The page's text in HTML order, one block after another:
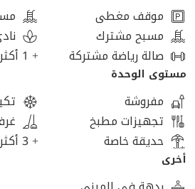
وفر المشروع جميع وسائل الأمن، بما
تدريباً عالياً يعملون على مدار الساعة.
يضم المجمع نوادي رياضية مزودة
المجهزة تجهيزاً كاملاً.
مسارات المشي والركض وركوب الدراجات
تقع مسارات المشي والركض وركوب
موقف مغطى
مسبح مشترك
صالة رياضة مشتركة
+ 1 أكثر
مستوى الوحدة
مفروشة
تجهيزات مطبخ
حديقة خاصة
+ 3 أكثر
أخرى